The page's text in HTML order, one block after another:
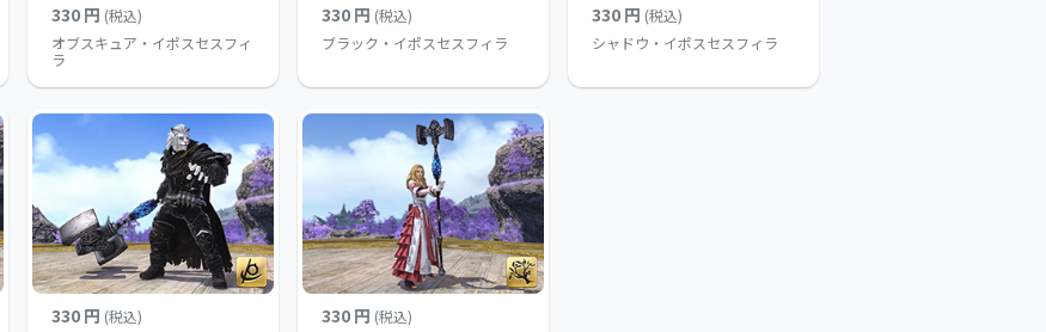
330 円 (税込)
オブスキュア・イポスセスフィ
ラ
330 円 (税込)
ブラック・イポスセスフィラ
330 円 (税込)
シャドウ・イポスセスフィラ
330 円 (税込)
330 円 (税込)